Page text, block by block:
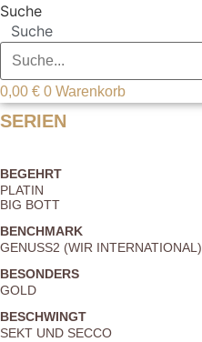
Suche
Suche
0,00 € 0 Warenkorb
SERIEN
BEGEHRT
PLATIN
BIG BOTT
BENCHMARK
GENUSS2 (WIR INTERNATIONAL)
BESONDERS
GOLD
BESCHWINGT
SEKT UND SECCO